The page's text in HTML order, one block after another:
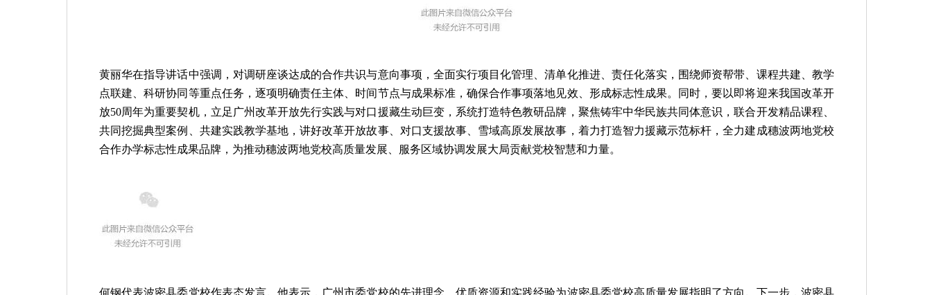
黄丽华在指导讲话中强调，对调研座谈达成的合作共识与意向事项，全面实行项目化管理、清单化推进、责任化落实，围绕师资帮带、课程共建、教学
点联建、科研协同等重点任务，逐项明确责任主体、时间节点与成果标准，确保合作事项落地见效、形成标志性成果。同时，要以即将迎来我国改革开
放50周年为重要契机，立足广州改革开放先行实践与对口援藏生动巨变，系统打造特色教研品牌，聚焦铸牢中华民族共同体意识，联合开发精品课程、
共同挖掘典型案例、共建实践教学基地，讲好改革开放故事、对口支援故事、雪域高原发展故事，着力打造智力援藏示范标杆，全力建成穗波两地党校
合作办学标志性成果品牌，为推动穗波两地党校高质量发展、服务区域协调发展大局贡献党校智慧和力量。
何钢代表波密县委党校作表态发言。他表示，广州市委党校的先进理念、优质资源和实践经验为波密县委党校高质量发展指明了方向。下一步，波密县